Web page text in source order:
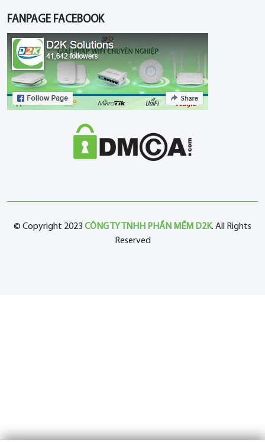
FANPAGE FACEBOOK
© Copyright 2023 CÔNG TY TNHH PHẦN MỀM D2K. All Rights
Reserved